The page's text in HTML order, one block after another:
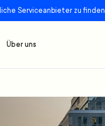
Serviceanbieter zu finden
Über uns